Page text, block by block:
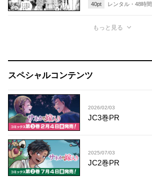
40pt レンタル・ 48時間
もっと見る
スペシャルコンテンツ
2026/02/03
JC3巻PR
2025/07/03
JC2巻PR